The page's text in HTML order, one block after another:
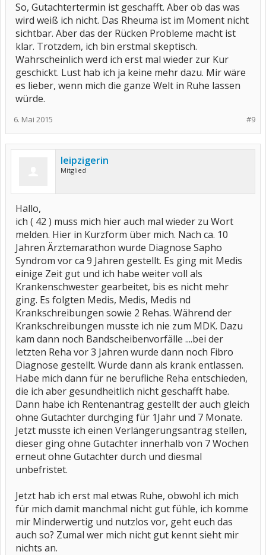
So, Gutachtertermin ist geschafft. Aber ob das was
wird weiß ich nicht. Das Rheuma ist im Moment nicht
sichtbar. Aber das der Rücken Probleme macht ist
klar. Trotzdem, ich bin erstmal skeptisch.
Wahrscheinlich werd ich erst mal wieder zur Kur
geschickt. Lust hab ich ja keine mehr dazu. Mir wäre
es lieber, wenn mich die ganze Welt in Ruhe lassen
würde.
#9
6. Mai 2015
leipzigerin
Mitglied
Hallo,
ich ( 42 ) muss mich hier auch mal wieder zu Wort
melden. Hier in Kurzform über mich. Nach ca. 10
Jahren Ärztemarathon wurde Diagnose Sapho
Syndrom vor ca 9 Jahren gestellt. Es ging mit Medis
einige Zeit gut und ich habe weiter voll als
Krankenschwester gearbeitet, bis es nicht mehr
ging. Es folgten Medis, Medis, Medis nd
Krankschreibungen sowie 2 Rehas. Während der
Krankschreibungen musste ich nie zum MDK. Dazu
kam dann noch Bandscheibenvorfälle ....bei der
letzten Reha vor 3 Jahren wurde dann noch Fibro
Diagnose gestellt. Wurde dann als krank entlassen.
Habe mich dann für ne berufliche Reha entschieden,
die ich aber gesundheitlich nicht geschafft habe.
Dann habe ich Rentenantrag gestellt der auch gleich
ohne Gutachter durchging für 1Jahr und 7 Monate.
Jetzt musste ich einen Verlängerungsantrag stellen,
dieser ging ohne Gutachter innerhalb von 7 Wochen
erneut ohne Gutachter durch und diesmal
unbefristet.
Jetzt hab ich erst mal etwas Ruhe, obwohl ich mich
für mich damit manchmal nicht gut fühle, ich komme
mir Minderwertig und nutzlos vor, geht euch das
auch so? Zumal wer mich nicht gut kennt sieht mir
nichts an.